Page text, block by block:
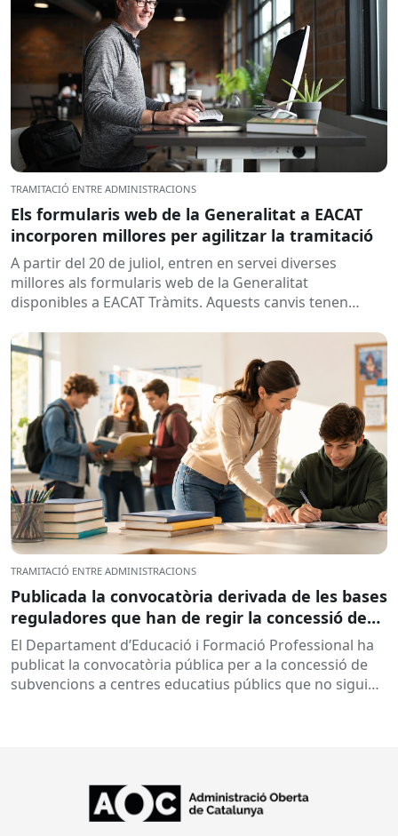
TRAMITACIÓ ENTRE ADMINISTRACIONS
Els formularis web de la Generalitat a EACAT
incorporen millores per agilitzar la tramitació
A partir del 20 de juliol, entren en servei diverses
millores als formularis web de la Generalitat
disponibles a EACAT Tràmits. Aquests canvis tenen
TRAMITACIÓ ENTRE ADMINISTRACIONS
Publicada la convocatòria derivada de les bases
reguladores que han de regir la concessió de
subvencions a centres educatius, per al
desenvolupament de programes de formació i
inserció, durant el curs 2026-2027
El Departament d’Educació i Formació Professional ha
publicat la convocatòria pública per a la concessió de
subvencions a centres educatius públics que no siguin